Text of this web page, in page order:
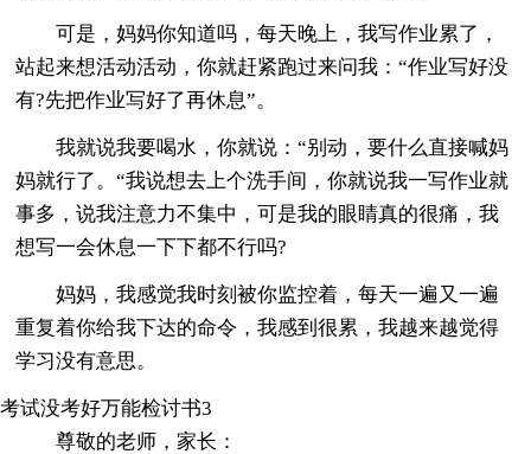
可是，妈妈你知道吗，每天晚上，我写作业累了，
站起来想活动活动，你就赶紧跑过来问我：“作业写好没
有?先把作业写好了再休息”。
我就说我要喝水，你就说：“别动，要什么直接喊妈
妈就行了。“我说想去上个洗手间，你就说我一写作业就
事多，说我注意力不集中，可是我的眼睛真的很痛，我
想写一会休息一下下都不行吗?
妈妈，我感觉我时刻被你监控着，每天一遍又一遍
重复着你给我下达的命令，我感到很累，我越来越觉得
学习没有意思。
考试没考好万能检讨书3
尊敬的老师，家长：